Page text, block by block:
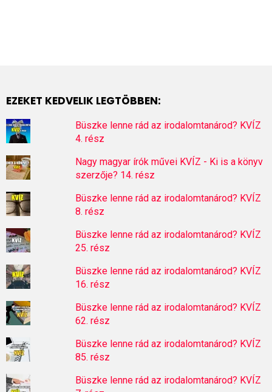
EZEKET KEDVELIK LEGTÖBBEN:
Büszke lenne rád az irodalomtanárod? KVÍZ
4. rész
Nagy magyar írók művei KVÍZ - Ki is a könyv
szerzője? 14. rész
Büszke lenne rád az irodalomtanárod? KVÍZ
8. rész
Büszke lenne rád az irodalomtanárod? KVÍZ
25. rész
Büszke lenne rád az irodalomtanárod? KVÍZ
16. rész
Büszke lenne rád az irodalomtanárod? KVÍZ
62. rész
Büszke lenne rád az irodalomtanárod? KVÍZ
85. rész
Büszke lenne rád az irodalomtanárod? KVÍZ